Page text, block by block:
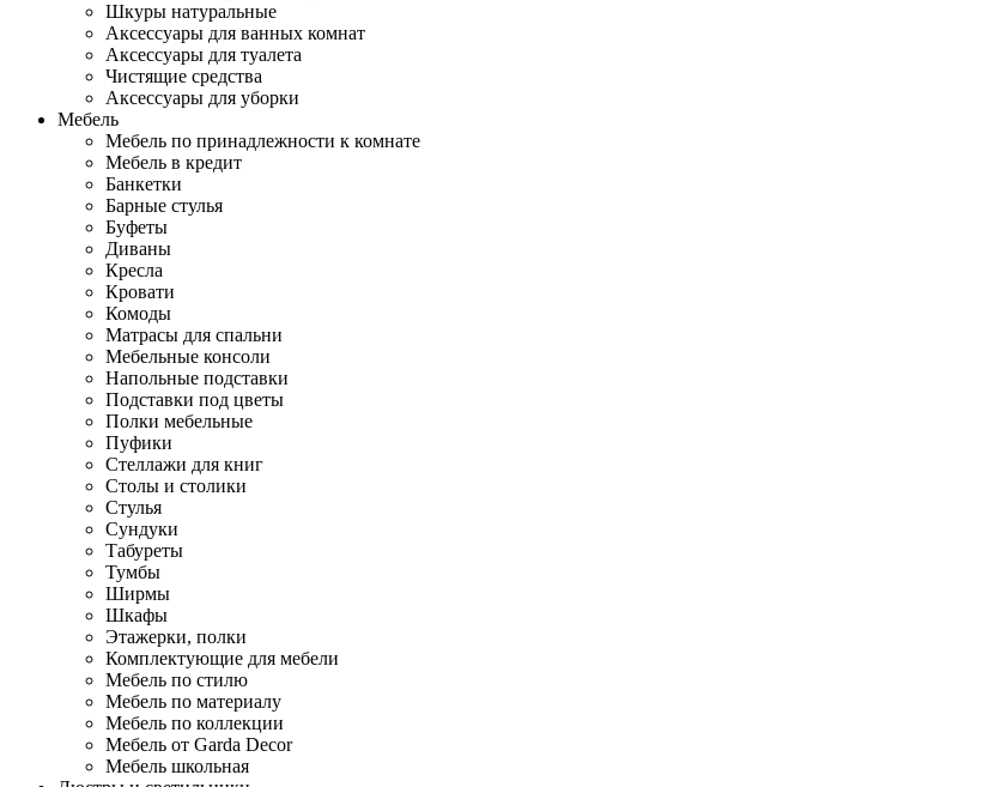
Шкуры натуральные
Аксессуары для ванных комнат
Аксессуары для туалета
Чистящие средства
Аксессуары для уборки
Мебель
Мебель по принадлежности к комнате
Мебель в кредит
Банкетки
Барные стулья
Буфеты
Диваны
Кресла
Кровати
Комоды
Матрасы для спальни
Мебельные консоли
Напольные подставки
Подставки под цветы
Полки мебельные
Пуфики
Стеллажи для книг
Столы и столики
Стулья
Сундуки
Табуреты
Тумбы
Ширмы
Шкафы
Этажерки, полки
Комплектующие для мебели
Мебель по стилю
Мебель по материалу
Мебель по коллекции
Мебель от Garda Decor
Мебель школьная